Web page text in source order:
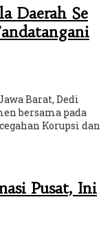
Daerah Se
Barat, Dedi
bersama pada
Korupsi dan
Pusat, Ini